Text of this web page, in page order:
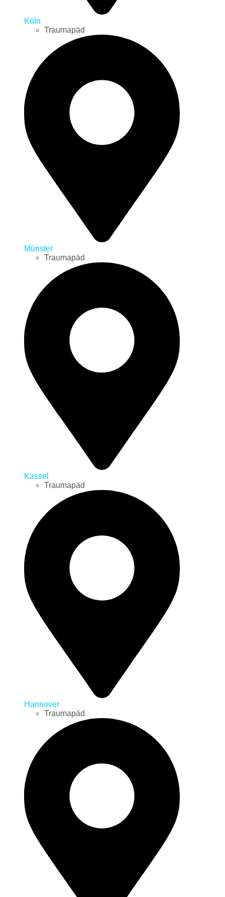
Köln
Traumapäd
Münster
Traumapäd
Kassel
Traumapäd
Hannover
Traumapäd